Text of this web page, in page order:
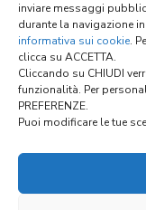
inviare messaggi
durante la navigazione
informativa sui cookie.
clicca su ACCETTA.
Cliccando su CHIUDI
funzionalità. Per
PREFERENZE.
Puoi modificare le tue
Materialtabelle
Allgemeine
Links: